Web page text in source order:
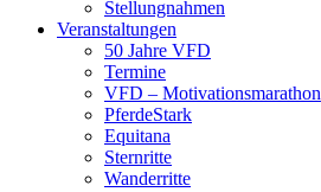
Stellungnahmen
Veranstaltungen
50 Jahre VFD
Termine
VFD – Motivationsmarathon
PferdeStark
Equitana
Sternritte
Wanderritte